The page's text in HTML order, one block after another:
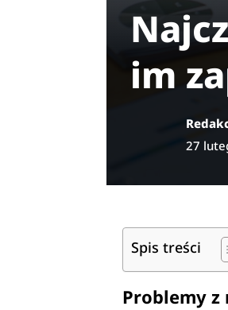
im
27
Spis treści
Problemy z